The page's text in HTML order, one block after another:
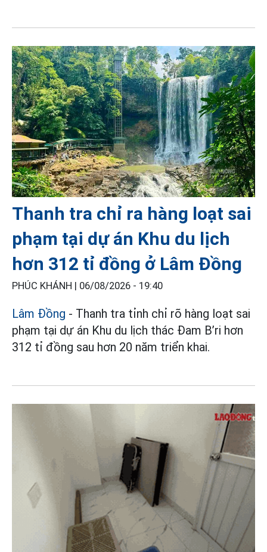
Thanh tra chỉ ra hàng loạt sai
phạm tại dự án Khu du lịch
hơn 312 tỉ đồng ở Lâm Đồng
PHÚC KHÁNH | 06/08/2026 - 19:40
Lâm Đồng - Thanh tra tỉnh chỉ rõ hàng loạt sai
phạm tại dự án Khu du lịch thác Đam B’ri hơn
312 tỉ đồng sau hơn 20 năm triển khai.